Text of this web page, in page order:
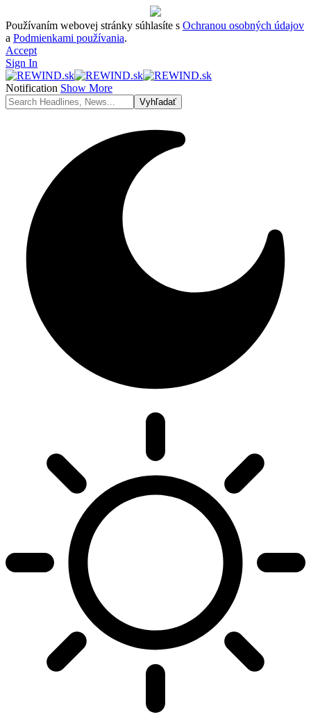
Používaním webovej stránky súhlasíte s Ochranou osobných údajov
a Podmienkami používania.
Accept
Sign In
Notification Show More